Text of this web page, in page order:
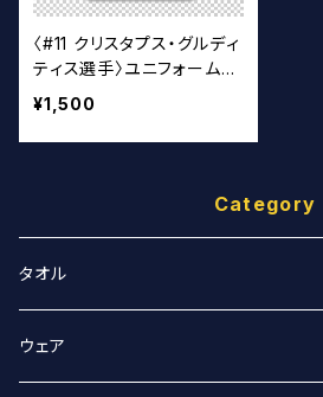
〈#11 クリスタプス・グルディ
ティス選手〉ユニフォームキ
ーホルダー（白）
¥1,500
Category
タオル
スポーツタオル
ウェア